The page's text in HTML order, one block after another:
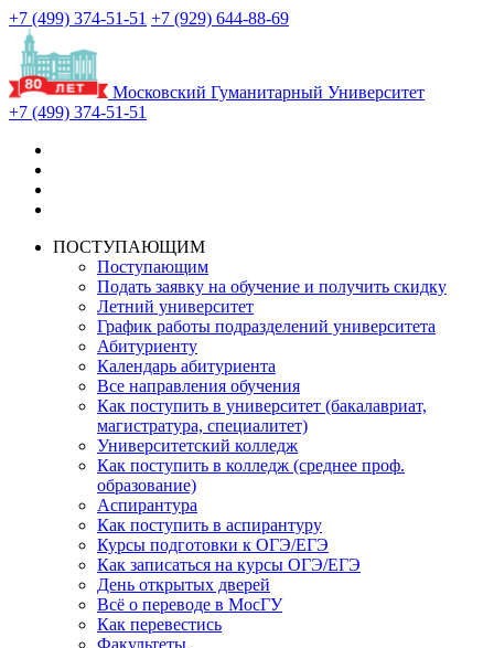
+7 (499) 374-51-51 +7 (929) 644-88-69
Московский Гуманитарный Университет
+7 (499) 374-51-51
ПОСТУПАЮЩИМ
Поступающим
Подать заявку на обучение и получить скидку
Летний университет
График работы подразделений университета
Абитуриенту
Календарь абитуриента
Все направления обучения
Как поступить в университет (бакалавриат,
магистратура, специалитет)
Университетский колледж
Как поступить в колледж (среднее проф.
образование)
Аспирантура
Как поступить в аспирантуру
Курсы подготовки к ОГЭ/ЕГЭ
Как записаться на курсы ОГЭ/ЕГЭ
День открытых дверей
Всё о переводе в МосГУ
Как перевестись
Факультеты